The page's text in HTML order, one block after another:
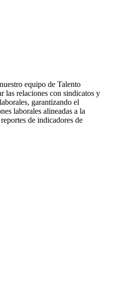
equipo de Talento
las relaciones con sindicatos y
garantizando el
laborales alineadas a la
de indicadores de